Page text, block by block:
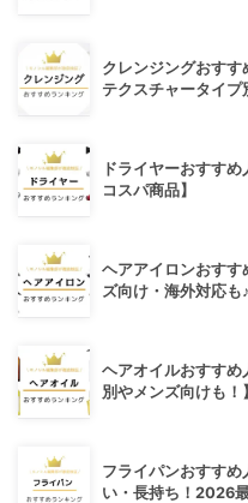
クレンジングおす
テクスチャータイプ
ドライヤーおすす
コスパ商品】
ヘアアイロンおす
ズ向け・海外対応も♪
ヘアオイルおすす
別やメンズ向けも！】
フライパンおすす
い・長持ち！2026最